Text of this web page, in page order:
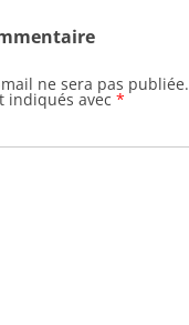
ne sera pas publiée.
indiqués avec *